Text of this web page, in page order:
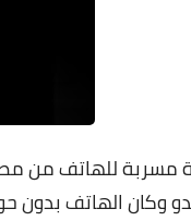
للهاتف من
وكان الهاتف بدون